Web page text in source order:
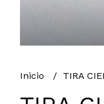
Inicio TIRA